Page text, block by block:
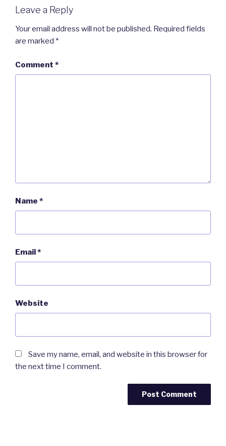
Leave a Reply
Your email address will not be published. Required fields
are marked *
Comment *
Name *
Email*
Website
Save my name, email, and website in this browser for
the next time I comment.